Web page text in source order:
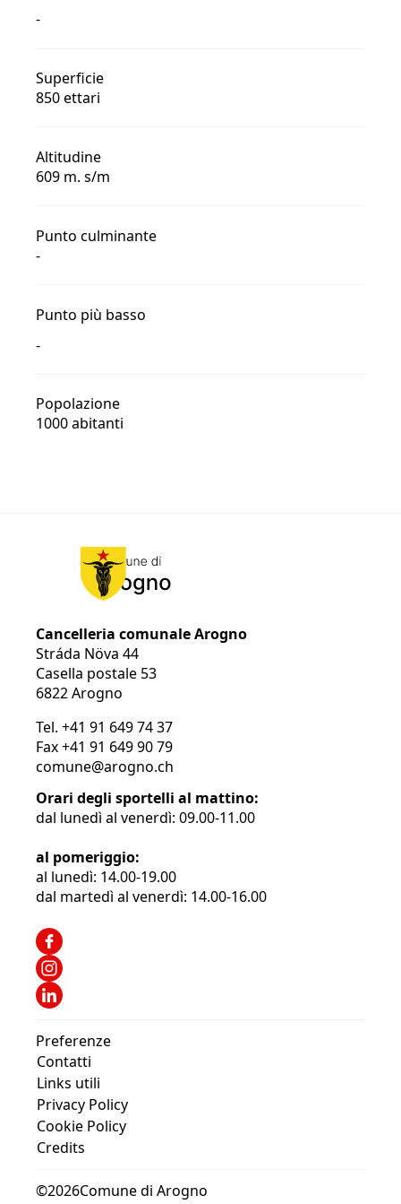
-
Superficie
850 ettari
Altitudine
609 m. s/m
Punto culminante
-
Punto più basso
-
Popolazione
1000 abitanti
Cancelleria comunale Arogno
Stráda Növa 44
Casella postale 53
6822 Arogno
Tel.+41 91 649 74 37
Fax+41 91 649 90 79
comune@arogno.ch
Orari degli sportelli al mattino:
dal lunedì al venerdì: 09.00-11.00
al pomeriggio:
al lunedì: 14.00-19.00
dal martedì al venerdì: 14.00-16.00
Preferenze
Contatti
Links utili
Privacy Policy
Cookie Policy
Credits
©2026Comune di Arogno